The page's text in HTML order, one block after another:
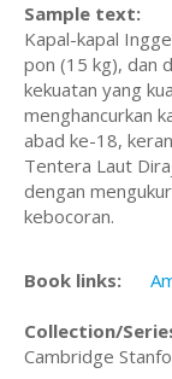
Sample text:
Kapal-kapal
pon (15 kg), dan
kekuatan yang
menghancurkan
abad ke-18,
Tentera Laut
dengan
kebocoran.
Book links:
Collection/
Cambridge